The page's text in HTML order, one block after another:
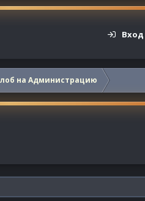
Вход
на Администрацию